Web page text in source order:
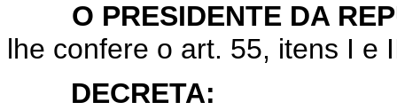
O PRESIDENTE DA
lhe confere o art. 55, itens I e
DECRETA: